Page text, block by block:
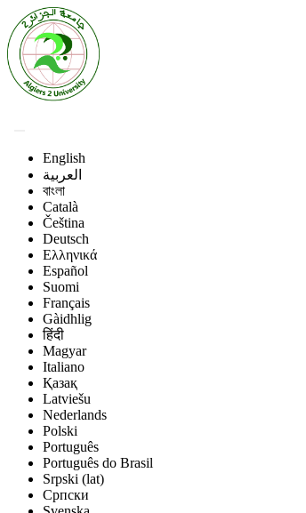
English
العربية
বাংলা
Català
Čeština
Deutsch
Ελληνικά
Español
Suomi
Français
Gàidhlig
हिंदी
Magyar
Italiano
Қазақ
Latviešu
Nederlands
Polski
Português
Português do Brasil
Srpski (lat)
Српски